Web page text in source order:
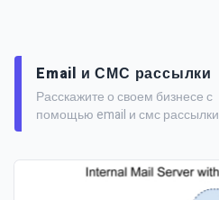
Email и СМС рассылки
Расскажите о своем бизнесе с
помощью email и смс рассылки